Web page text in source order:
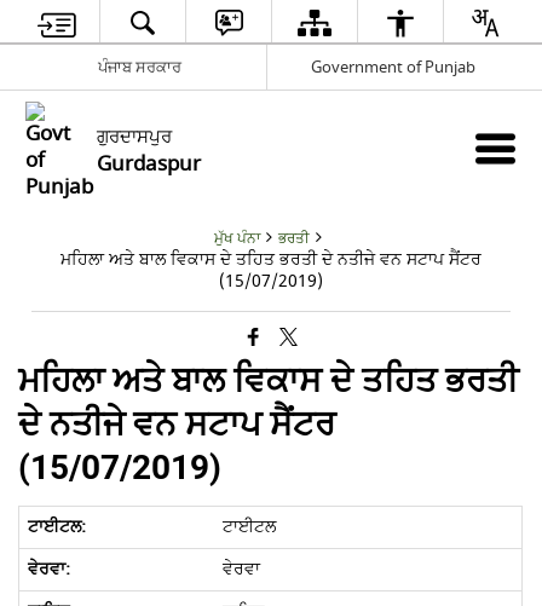
ਪੰਜਾਬ ਸਰਕਾਰ Government of Punjab
ਗੁਰਦਾਸਪੁਰ
Gurdaspur
ਮੁੱਖ ਪੰਨਾ ਭਰਤੀ
ਮਹਿਲਾ ਅਤੇ ਬਾਲ ਵਿਕਾਸ ਦੇ ਤਹਿਤ ਭਰਤੀ ਦੇ ਨਤੀਜੇ ਵਨ ਸਟਾਪ ਸੈਂਟਰ
(15/07/2019)
ਮਹਿਲਾ ਅਤੇ ਬਾਲ ਵਿਕਾਸ ਦੇ ਤਹਿਤ ਭਰਤੀ
ਦੇ ਨਤੀਜੇ ਵਨ ਸਟਾਪ ਸੈਂਟਰ
(15/07/2019)
ਟਾਈਟਲ
ਵੇਰਵਾ